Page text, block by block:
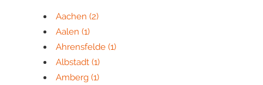
Aachen (2)
Aalen (1)
Ahrensfelde (1)
Albstadt (1)
Amberg (1)